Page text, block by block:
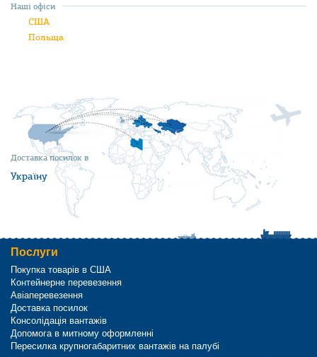
Доставка посилок в
Україну
Наші офіси
США
Польща
Послуги
Покупка товарів в США
Контейнерне перевезення
Авіаперевезення
Доставка посилок
Консолідація вантажів
Допомога в митному оформленні
Пересилка крупногабаритних вантажів на палубі